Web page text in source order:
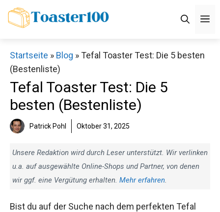
Zum
Inhalt
Startseite » Blog »Tefal Toaster Test: Die 5 besten
(Bestenliste)
Tefal Toaster Test: Die 5
besten (Bestenliste)
Patrick Pohl Oktober 31, 2025
Unsere Redaktion wird durch Leser unterstützt. Wir verlinken
u.a. auf ausgewählte Online-Shops und Partner, von denen
wir ggf. eine Vergütung erhalten. Mehr erfahren.
Bist du auf der Suche nach dem perfekten Tefal